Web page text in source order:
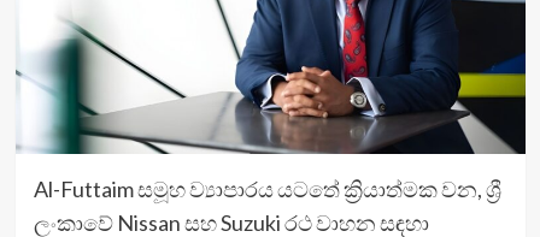
Al-Futtaim සමූහ ව්‍යාපාරය යටතේ ක්‍රියාත්මක වන, ශ්‍රී
ලංකාවේ Nissan සහ Suzuki රථ වාහන සඳහා